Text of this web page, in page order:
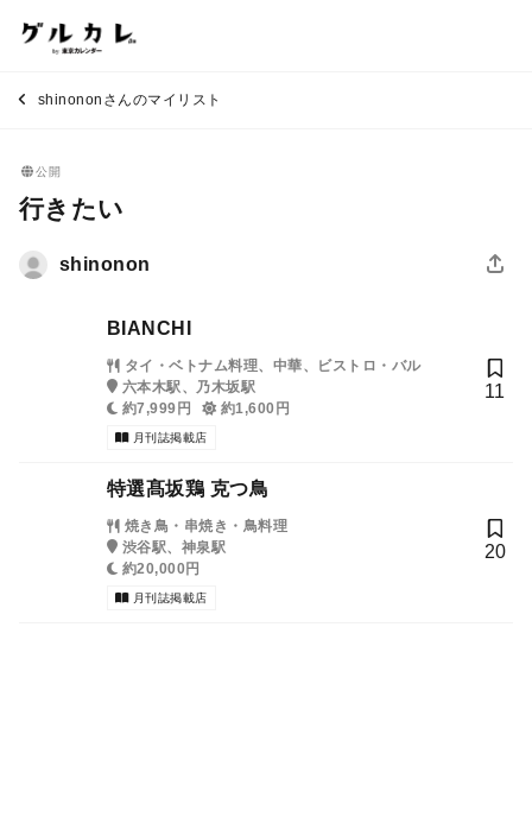
shinononさんのマイリスト
公開
行きたい
shinonon
BIANCHI
タイ・ベトナム料理、中華、ビストロ・バル
六本木駅、乃木坂駅
約7,999円
約1,600円
月刊誌掲載店
11
特選髙坂鶏 克つ鳥
焼き鳥・串焼き・鳥料理
渋谷駅、神泉駅
約20,000円
月刊誌掲載店
20